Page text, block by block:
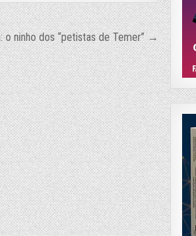
o ninho dos “petistas de Temer” →